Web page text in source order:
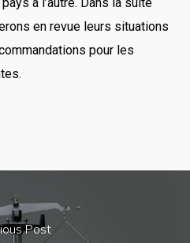
en revue leurs situations
pour les
Post